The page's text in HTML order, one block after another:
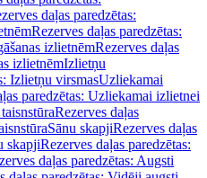
daļas paredzētas:
Rezerves daļas paredzētas:
izlietnēmRezerves daļas
izlietnēmIzlietņu
Izlietņu virsmasUzliekamai
paredzētas: Uzliekamai izlietnei
Rezerves daļas
Sānu skapjiRezerves daļas
skapjiRezerves daļas paredzētas:
daļas paredzētas: Augsti